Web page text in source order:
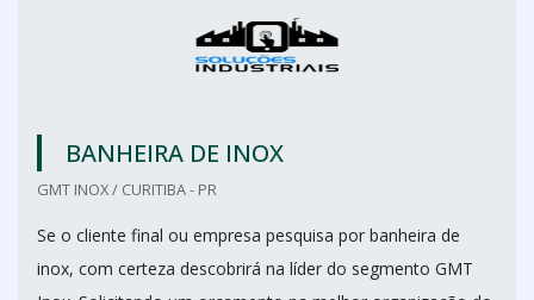
BANHEIRA DE INOX
GMT INOX / CURITIBA - PR
Se o cliente final ou empresa pesquisa por banheira de
inox, com certeza descobrirá na líder do segmento GMT